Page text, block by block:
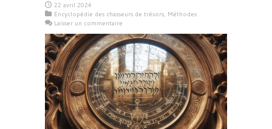
22 avril 2024
Encyclopédie des chasseurs de trésors, Méthodes
Laisser un commentaire